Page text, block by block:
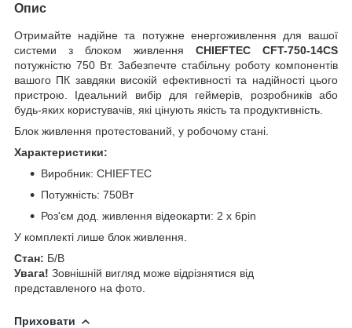
Опис
Отримайте надійне та потужне енергоживлення для вашої
системи з блоком живлення
CHIEFTEC CFT-750-14CS
потужністю 750 Вт. Забезпечте стабільну роботу компонентів
вашого ПК завдяки високій ефективності та надійності цього
пристрою. Ідеальний вибір для геймерів, розробників або
будь-яких користувачів, які цінують якість та продуктивність.
Блок живлення протестований, у робочому стані.
Характеристики:
Виробник: CHIEFTEC
Потужність: 750Вт
Роз'єм дод. живлення відеокарти: 2 x 6pin
У комплекті лише блок живлення.
Стан: Б/В
Увага! Зовнішній вигляд може відрізнятися від
представленого на фото.
Приховати